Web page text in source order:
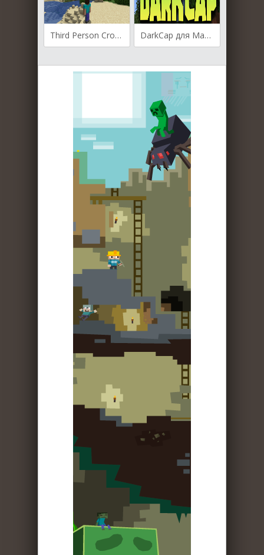
Third Person Crosshair для Майнкрафт [1.19.3, 1.19.2, 1.18.2] DarkCap для Майнкрафт 1.19.3